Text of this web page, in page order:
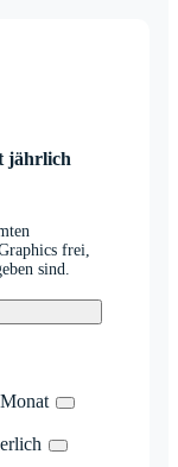
jährlich
frei,
sind.